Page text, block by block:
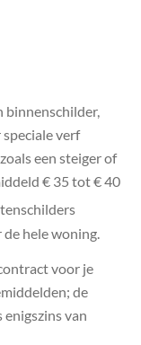
binnenschilder,
verf
een steiger of
€ 35 tot € 40
hele woning.
voor je
de
van